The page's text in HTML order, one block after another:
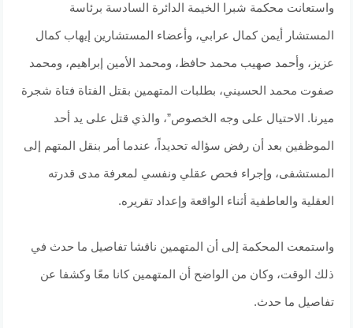
واستعانت محكمة شبرا الخيمة الدائرة السادسة برئاسة
المستشار أيمن كمال عرابي، وأعضاء المستشارين إيهاب كمال
عزيز، وأحمد صهيب محمد حافظ، ومحمد الأمين إبراهيم، ومحمد
صفوت محمد الحسيني، بطلبات المتهمين بقتل الفتاة فتاة شجرة
ميرنا. الاحتيال على وجه الخصوص”، والذي قتل على يد أحد
الموظفين بعد أن رفض سؤاله تحديداً، عندما أمر بنقل المتهم إلى
المستشفى، وإجراء فحص عقلي ونفسي لمعرفة مدى قدرته
العقلية والعاطفية أثناء الواقعة وإعداد تقريره.
واستمعت المحكمة إلى أن المتهمين ناقشا تفاصيل ما حدث في
ذلك الوقت، وكان من الواضح أن المتهمين كانا معًا وكشفا عن
تفاصيل ما حدث.